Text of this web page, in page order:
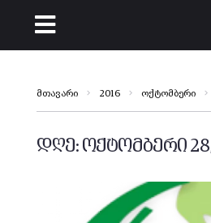
მთავარი 2016 ოქტომბერი
დღე: ოქტომბერი 28,